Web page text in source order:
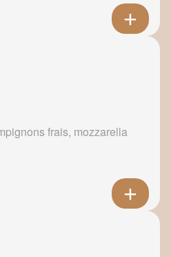
frais, mozzarella